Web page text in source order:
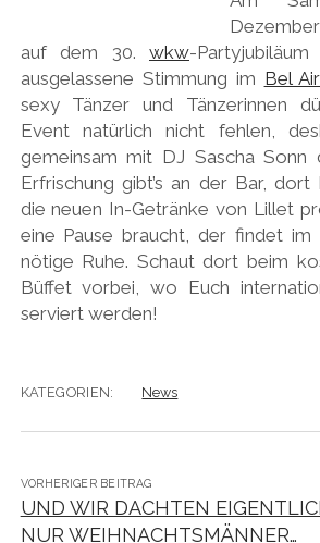
auf dem 30. wkw-
ausgelassene Stimmung im Bel Air
sexy Tänzer und Tänzerinnen
Event natürlich nicht fehlen,
gemeinsam mit DJ Sascha Sonn
Erfrischung gibt’s an der Bar,
die neuen In-Getränke von Lillet
eine Pause braucht, der findet im
nötige Ruhe. Schaut dort beim
Büffet vorbei, wo Euch
serviert werden!
KATEGORIEN: News
VORHERIGER BEITRAG
UND WIR DACHTEN
NUR WEIHNACHTSMÄNNER…